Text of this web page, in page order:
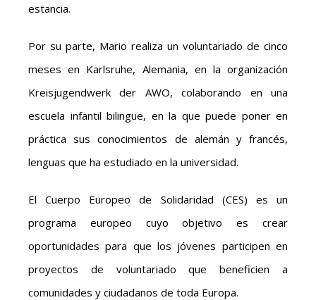
estancia.
Por su parte, Mario realiza un voluntariado de cinco
meses en Karlsruhe, Alemania, en la organización
Kreisjugendwerk der AWO, colaborando en una
escuela infantil bilingüe, en la que puede poner en
práctica sus conocimientos de alemán y francés,
lenguas que ha estudiado en la universidad.
El Cuerpo Europeo de Solidaridad (CES) es un
programa europeo cuyo objetivo es crear
oportunidades para que los jóvenes participen en
proyectos de voluntariado que beneficien a
comunidades y ciudadanos de toda Europa.